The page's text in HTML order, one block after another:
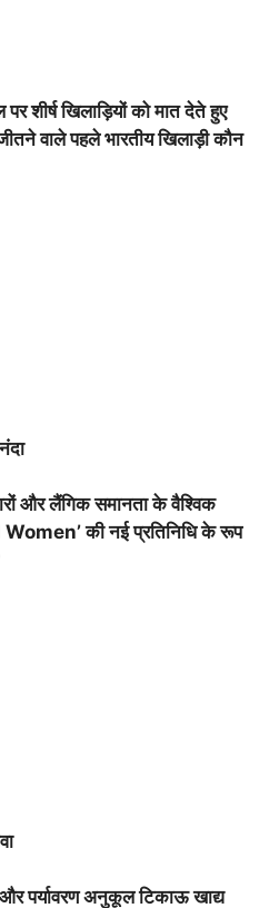
शीर्ष खिलाड़ियों को मात देते हुए
जीतने वाले पहले भारतीय खिलाड़ी कौन
और लैंगिक समानता के वैश्विक
Women’ की नई प्रतिनिधि के रूप
और पर्यावरण अनुकूल टिकाऊ खाद्य